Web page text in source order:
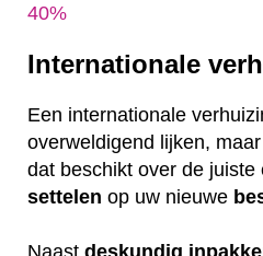
40%
Internationale
Een internationale
overweldigend lijken,
dat beschikt over de juiste
settelen op uw nieuwe
Naast deskundig